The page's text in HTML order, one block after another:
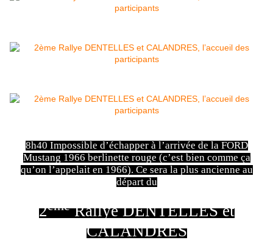
8h40 Impossible d’échapper à l’arrivée de la FORD
Mustang 1966 berlinette rouge (c’est bien comme ça
qu’on l’appelait en 1966). Ce sera la plus ancienne au
départ du
2èmeRallye DENTELLES et
CALANDRES